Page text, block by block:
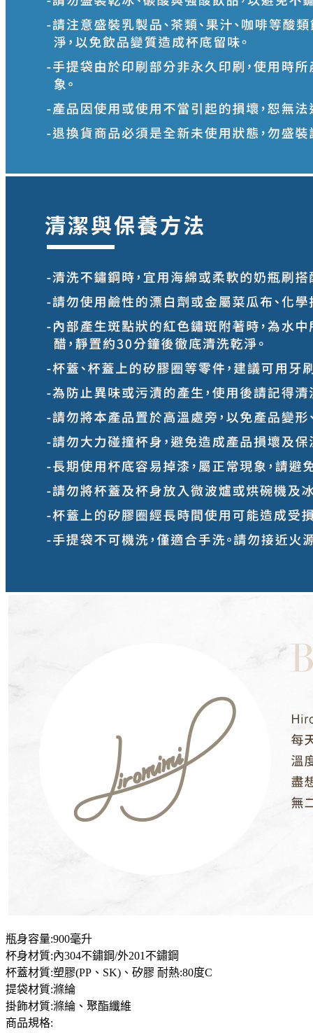
瓶身容量:900毫升
杯身材質:內304不鏽鋼/外201不鏽鋼
杯蓋材質:塑膠(PP、SK)、矽膠 耐熱:80度C
提袋材質:滌綸
掛飾材質:滌綸、聚酯纖維
商品規格: